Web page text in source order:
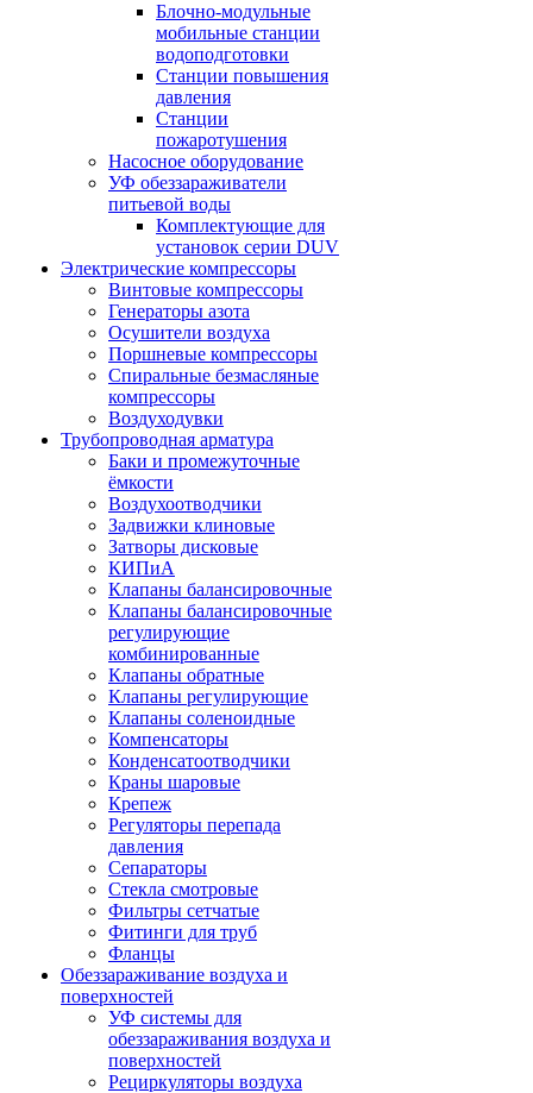
Блочно-модульные
мобильные станции
водоподготовки
Станции повышения
давления
Станции
пожаротушения
Насосное оборудование
УФ обеззараживатели
питьевой воды
Комплектующие для
установок серии DUV
Электрические компрессоры
Винтовые компрессоры
Генераторы азота
Осушители воздуха
Поршневые компрессоры
Спиральные безмасляные
компрессоры
Воздуходувки
Трубопроводная арматура
Баки и промежуточные
ёмкости
Воздухоотводчики
Задвижки клиновые
Затворы дисковые
КИПиА
Клапаны балансировочные
Клапаны балансировочные
регулирующие
комбинированные
Клапаны обратные
Клапаны регулирующие
Клапаны соленоидные
Компенсаторы
Конденсатоотводчики
Краны шаровые
Крепеж
Регуляторы перепада
давления
Сепараторы
Стекла смотровые
Фильтры сетчатые
Фитинги для труб
Фланцы
Обеззараживание воздуха и
поверхностей
УФ системы для
обеззараживания воздуха и
поверхностей
Рециркуляторы воздуха